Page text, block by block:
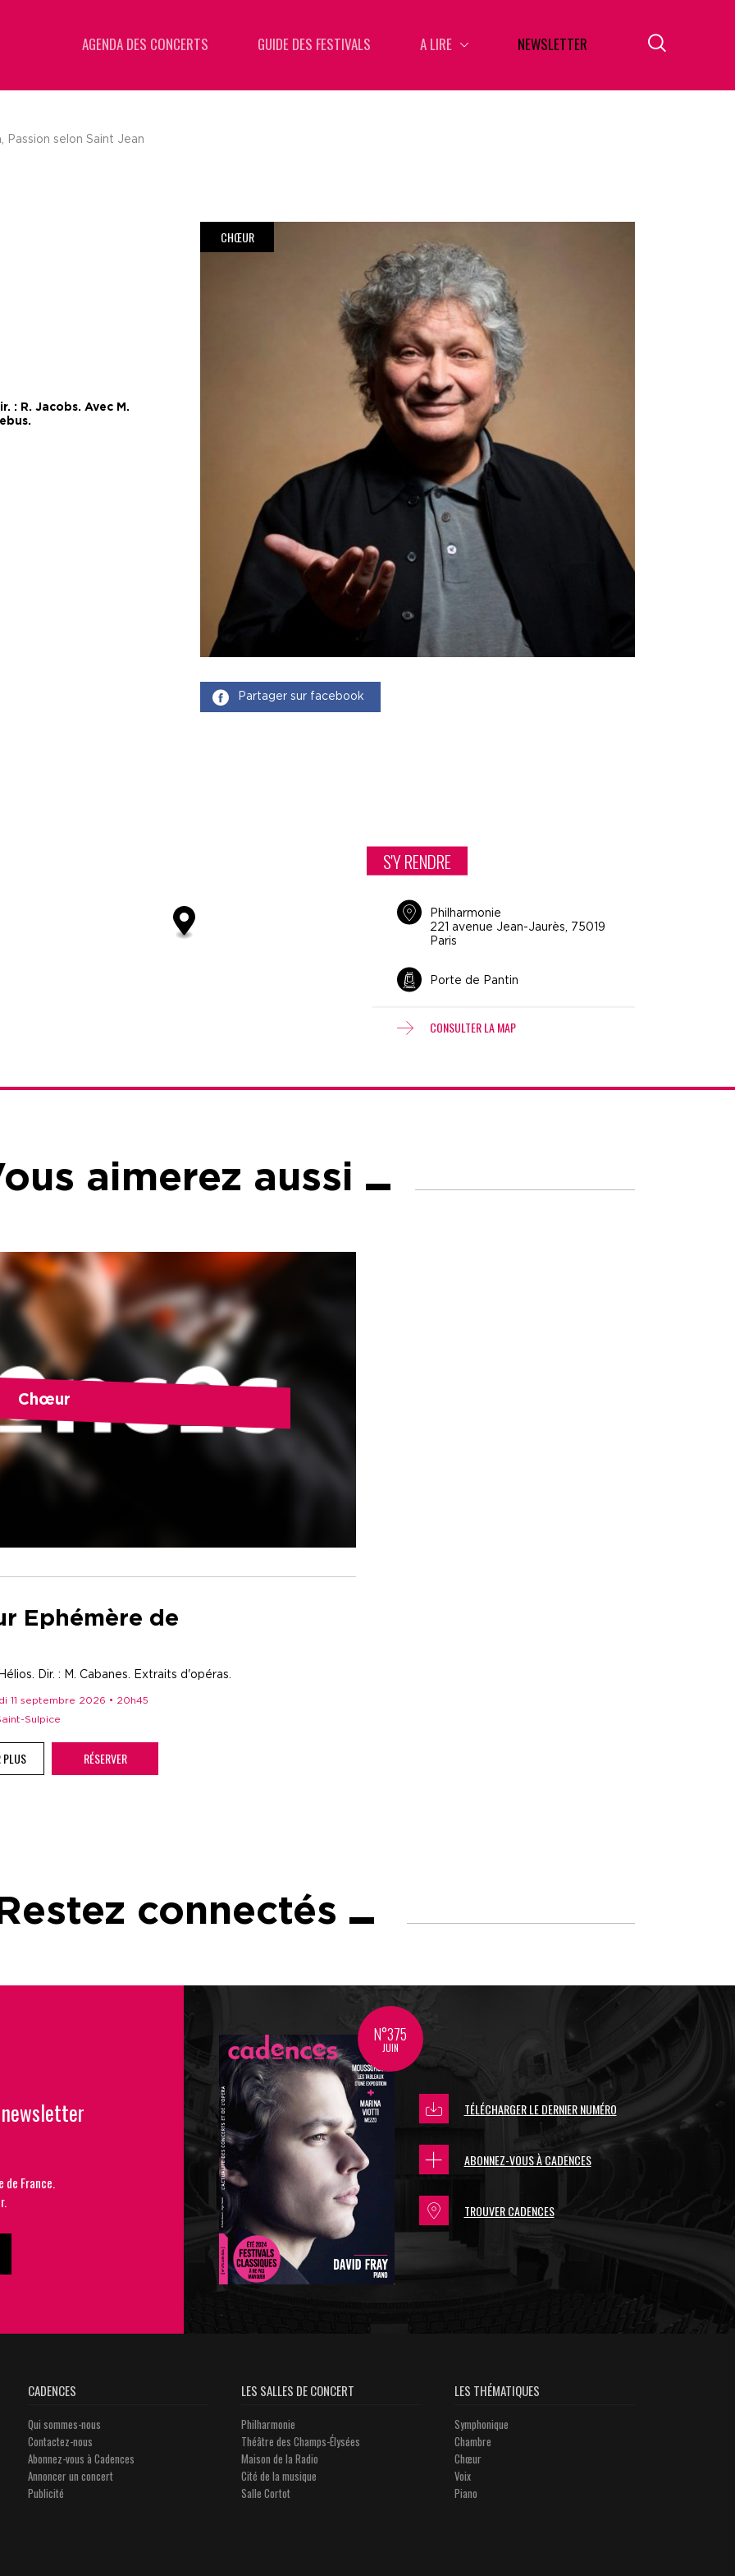
AGENDA DES CONCERTS GUIDE DES FESTIVALS A LIRE NEWSLETTER
Passion selon Saint Jean
: R. Jacobs. Avec M.
CHŒUR
Partager sur facebook
S'Y RENDRE
Philharmonie
221 avenue Jean-Jaurès, 75019
Paris
Porte de Pantin
CONSULTER LA MAP
aimerez aussi
Chœur
Ephémère de
Dir. : M. Cabanes. Extraits d'opéras.
11 septembre 2026 • 20h45
Sulpice
PLUS RÉSERVER
connectés
de France.
N°375
JUIN
TÉLÉCHARGER LE DERNIER NUMÉRO
ABONNEZ-VOUS À CADENCES
TROUVER CADENCES
CADENCES
Qui sommes-nous
Contactez-nous
Abonnez-vous à Cadences
Annoncer un concert
Publicité
LES SALLES DE CONCERT
Philharmonie
Théâtre des Champs-Élysées
Maison de la Radio
Cité de la musique
Salle Cortot
LES THÉMATIQUES
Symphonique
Chambre
Chœur
Voix
Piano